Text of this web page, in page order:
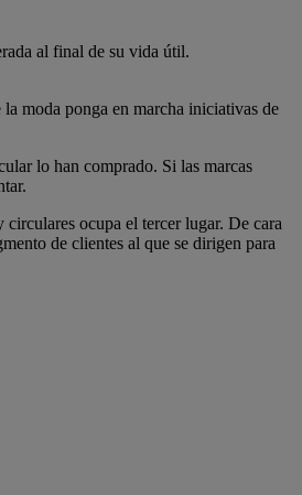
al final de su vida útil.
moda ponga en marcha iniciativas de
lo han comprado. Si las marcas
ocupa el tercer lugar. De cara
de clientes al que se dirigen para